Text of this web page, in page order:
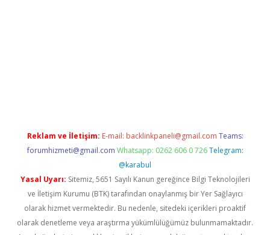
Reklam ve İletişim: E-mail: backlinkpaneli@gmail.com Teams:
forumhizmeti@gmail.com Whatsapp: 0262 606 0 726 Telegram:
@karabul
Yasal Uyarı: Sitemiz, 5651 Sayılı Kanun gereğince Bilgi Teknolojileri
ve İletişim Kurumu (BTK) tarafından onaylanmış bir Yer Sağlayıcı
olarak hizmet vermektedir. Bu nedenle, sitedeki içerikleri proaktif
olarak denetleme veya araştırma yükümlülüğümüz bulunmamaktadır.